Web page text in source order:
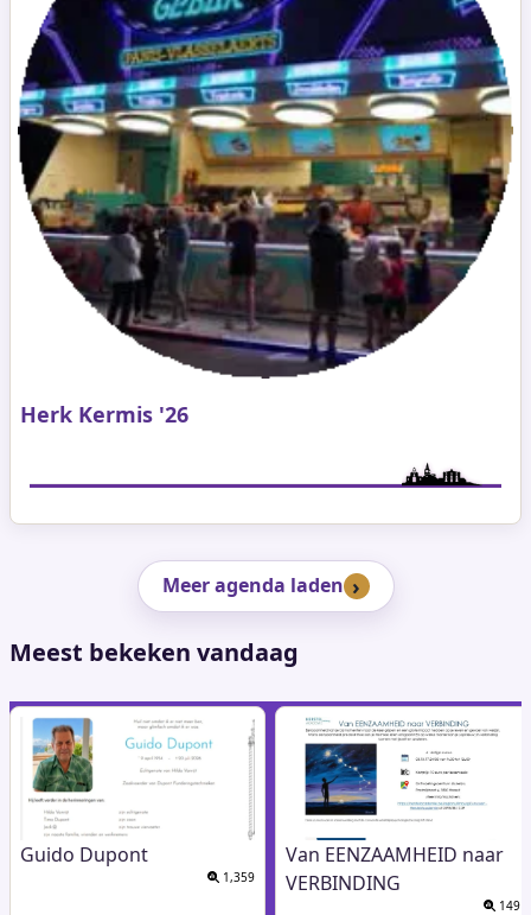
Herk Kermis '26
Meer agenda laden
Meest bekeken vandaag
Guido Dupont
1,359
Van EENZAAMHEID naar
VERBINDING
149